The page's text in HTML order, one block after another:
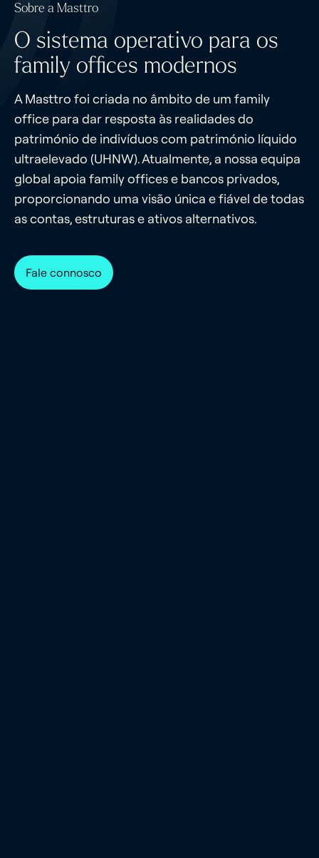
Sobre a Masttro
O sistema operativo para os
family offices modernos
A Masttro foi criada no âmbito de um family
office para dar resposta às realidades do
património de indivíduos com património líquido
ultraelevado (UHNW). Atualmente, a nossa equipa
global apoia family offices e bancos privados,
proporcionando uma visão única e fiável de todas
as contas, estruturas e ativos alternativos.
Fale connosco